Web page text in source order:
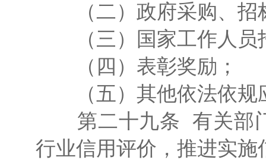
（二）政府采购、招
（三）国家工作人员
（四）表彰奖励；
（五）其他依法依规
第二十九条 有关部门
行业信用评价，推进实